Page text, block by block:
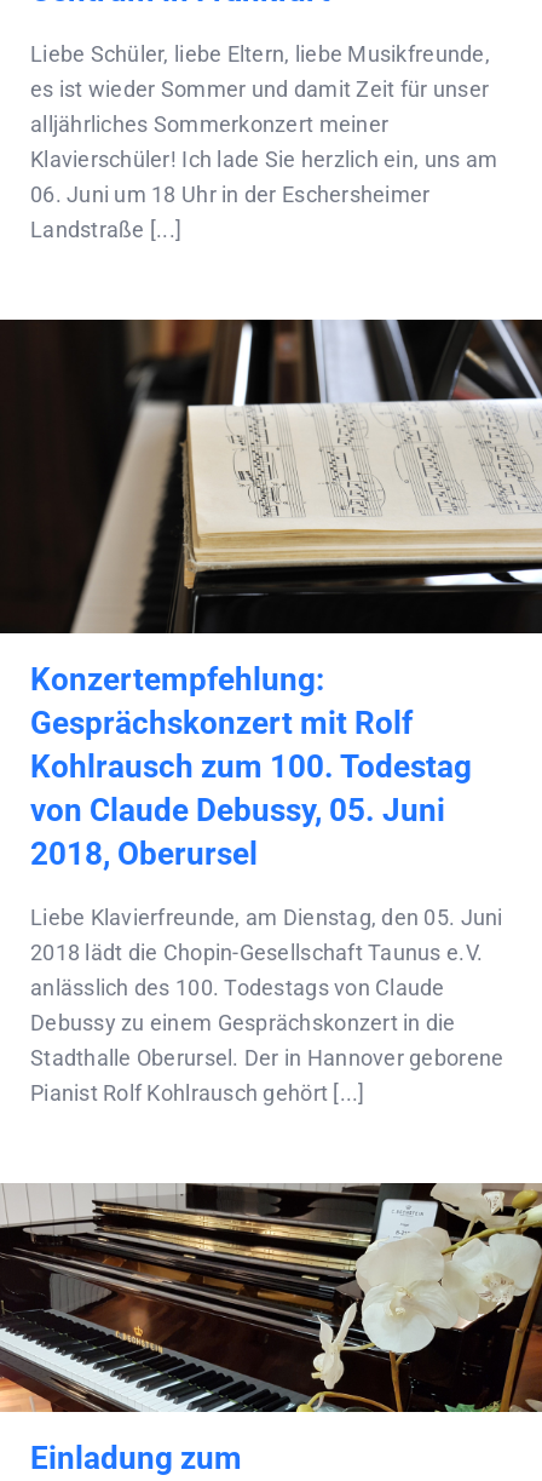
Liebe Schüler, liebe Eltern, liebe Musikfreunde,
es ist wieder Sommer und damit Zeit für unser
alljährliches Sommerkonzert meiner
Klavierschüler! Ich lade Sie herzlich ein, uns am
06. Juni um 18 Uhr in der Eschersheimer
Landstraße [...]
Konzertempfehlung:
Gesprächskonzert mit Rolf
Kohlrausch zum 100. Todestag
von Claude Debussy, 05. Juni
2018, Oberursel
Liebe Klavierfreunde, am Dienstag, den 05. Juni
2018 lädt die Chopin-Gesellschaft Taunus e.V.
anlässlich des 100. Todestags von Claude
Debussy zu einem Gesprächskonzert in die
Stadthalle Oberursel. Der in Hannover geborene
Pianist Rolf Kohlrausch gehört [...]
Einladung zum